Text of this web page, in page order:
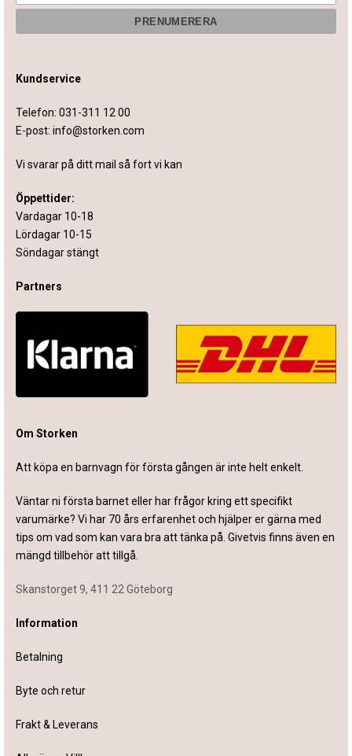
Kundservice
Telefon: 031-311 12 00
E-post: info@storken.com
Vi svarar på ditt mail så fort vi kan
Öppettider:
Vardagar 10-18
Lördagar 10-15
Söndagar stängt
Partners
Om Storken
Att köpa en barnvagn för första gången är inte helt enkelt.
Väntar ni första barnet eller har frågor kring ett specifikt
varumärke? Vi har 70 års erfarenhet och hjälper er gärna med
tips om vad som kan vara bra att tänka på. Givetvis finns även en
mängd tillbehör att tillgå.
Skanstorget 9, 411 22 Göteborg
Information
Betalning
Byte och retur
Frakt & Leverans